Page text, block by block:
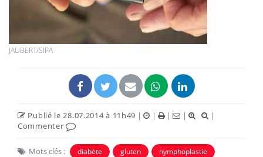
JAUBERT/SIPA
Publié le 28.07.2014 à 11h49 | | | |
|
Commenter
Mots clés : diabète gluten nymphoplastie